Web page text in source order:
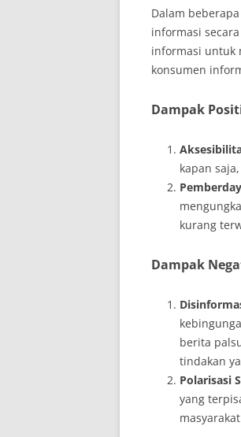
Dalam
informasi
informasi untuk
konsumen
Dampak
kapan
kurang
Dampak
berita
tindakan
Polarisasi
yang